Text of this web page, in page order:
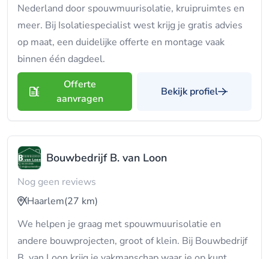
Nederland door spouwmuurisolatie, kruipruimtes en
meer. Bij Isolatiespecialist west krijg je gratis advies
op maat, een duidelijke offerte en montage vaak
binnen één dagdeel.
Offerte
aanvragen
Bekijk profiel
Bouwbedrijf B. van Loon
Nog geen reviews
Haarlem(27 km)
We helpen je graag met spouwmuurisolatie en
andere bouwprojecten, groot of klein. Bij Bouwbedrijf